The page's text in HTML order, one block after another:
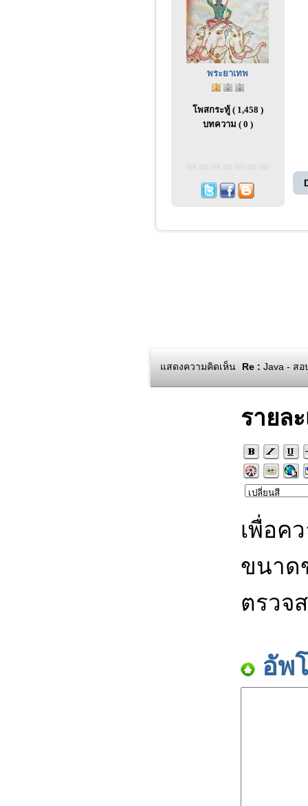
พระยาเทพ
โพสกระทู้ ( 1,458 )
บทความ ( 0 )
แสดงความคิดเห็น Re : Java - ส
รายล
เพื่อค
ขนาด
ตรวจ
อัพ